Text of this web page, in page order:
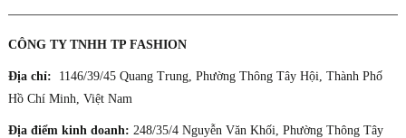
CÔNG TY TNHH TP FASHION
Địa chỉ: 1146/39/45 Quang Trung, Phường Thông Tây Hội, Thành Phố
Hồ Chí Minh, Việt Nam
Địa điểm kinh doanh: 248/35/4 Nguyễn Văn Khối, Phường Thông Tây